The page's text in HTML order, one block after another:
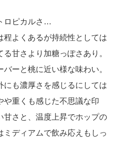
ロピカルさ…
程よくあるが持続性としては
甘さより加糖っぽさあり。
ーと桃に近い様な味わい。
にも濃厚さを感じるにしては
重くも感じた不思議な印
甘さと、温度上昇でホップの
ディアムで飲み応えもしっ